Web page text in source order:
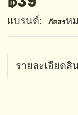
แบรนด์: ภัสสรห
รายละเอียดสิ